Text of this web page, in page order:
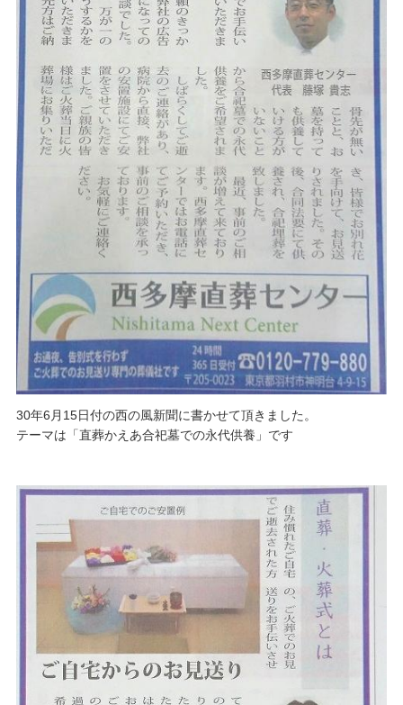
30年6月15日付の西の風新聞に書かせて頂きました。
テーマは「直葬かえあ合祀墓での永代供養」です